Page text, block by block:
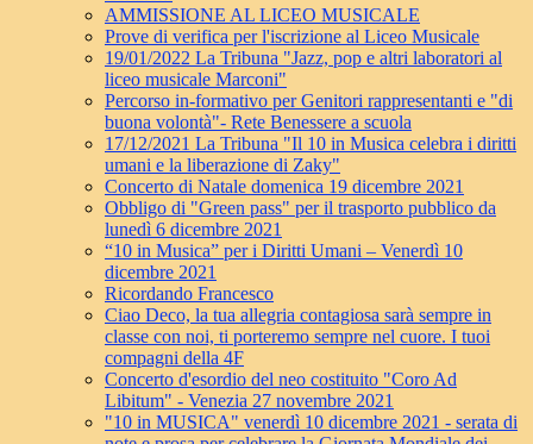
AMMISSIONE AL LICEO MUSICALE
Prove di verifica per l'iscrizione al Liceo Musicale
19/01/2022 La Tribuna "Jazz, pop e altri laboratori al
liceo musicale Marconi"
Percorso in-formativo per Genitori rappresentanti e "di
buona volontà"- Rete Benessere a scuola
17/12/2021 La Tribuna "Il 10 in Musica celebra i diritti
umani e la liberazione di Zaky"
Concerto di Natale domenica 19 dicembre 2021
Obbligo di "Green pass" per il trasporto pubblico da
lunedì 6 dicembre 2021
“10 in Musica” per i Diritti Umani – Venerdì 10
dicembre 2021
Ricordando Francesco
Ciao Deco, la tua allegria contagiosa sarà sempre in
classe con noi, ti porteremo sempre nel cuore. I tuoi
compagni della 4F
Concerto d'esordio del neo costituito "Coro Ad
Libitum" - Venezia 27 novembre 2021
"10 in MUSICA" venerdì 10 dicembre 2021 - serata di